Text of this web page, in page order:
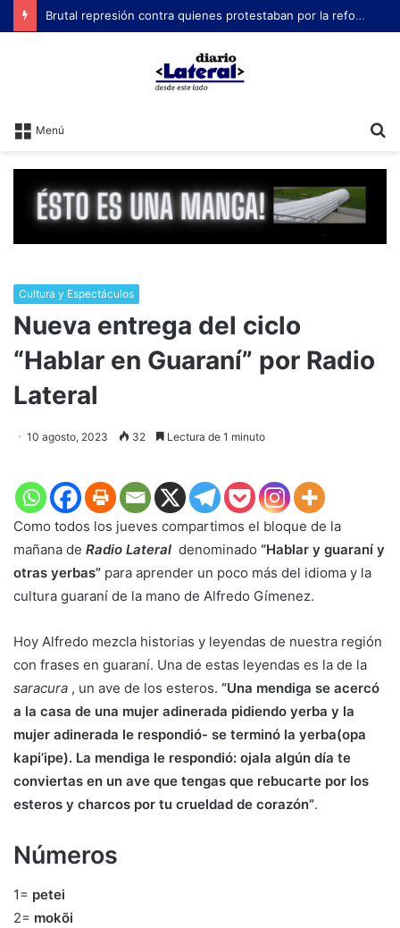
Brutal represión contra quienes protestaban por la reforma laboral de Milei
Menú
Cultura y Espectáculos
Nueva entrega del ciclo
“Hablar en Guaraní” por Radio
Lateral
10 agosto, 2023 32 Lectura de 1 minuto
Como todos los jueves compartimos el bloque de la
mañana de Radio Lateral denominado “Hablar y guaraní y
otras yerbas” para aprender un poco más del idioma y la
cultura guaraní de la mano de Alfredo Gímenez.
Hoy Alfredo mezcla historias y leyendas de nuestra región
con frases en guaraní. Una de estas leyendas es la de la
saracura , un ave de los esteros. “Una mendiga se acercó
a la casa de una mujer adinerada pidiendo yerba y la
mujer adinerada le respondió- se terminó la yerba(opa
kapi’ipe). La mendiga le respondió: ojala algún día te
conviertas en un ave que tengas que rebucarte por los
esteros y charcos por tu crueldad de corazón”.
Números
1= petei
2= mokõi